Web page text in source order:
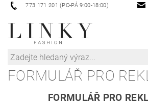
773 171 201 (PO-PÁ 9:00-18:00)
FORMULÁŘ PRO
FORMULÁŘ PRO